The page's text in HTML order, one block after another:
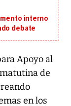
interno
debate
Apoyo al
de
en los